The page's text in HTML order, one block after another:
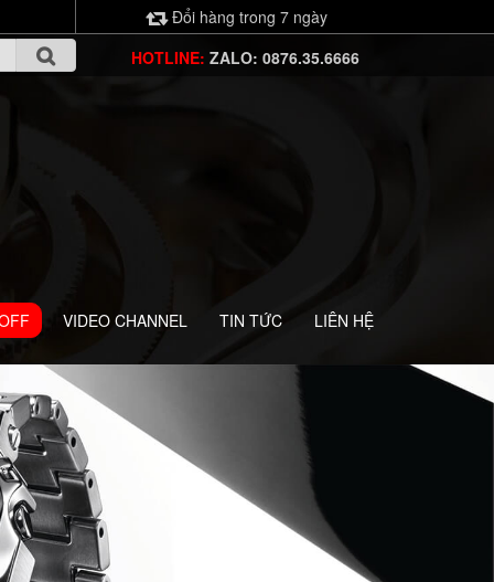
Đổi hàng trong 7 ngày
HOTLINE: ZALO: 0876.35.6666
VIDEO CHANNEL TIN TỨC LIÊN HỆ